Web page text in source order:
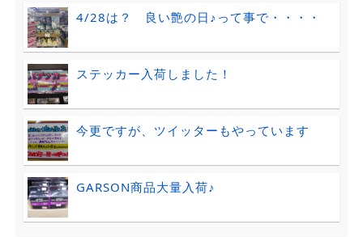
4/28は？ 良い艶の日♪って事で・・・・
ステッカー入荷しました！
今更ですが、ツイッターもやっています
GARSON商品大量入荷♪